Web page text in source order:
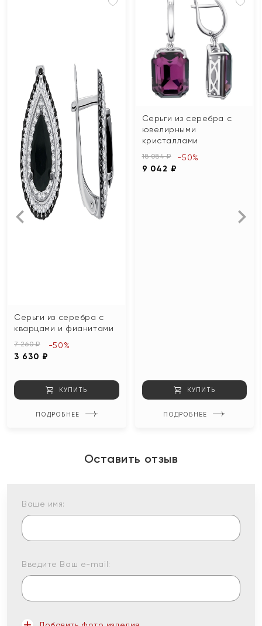
Серьги из серебра с
кварцами и фианитами
7 260 ₽
3 630 ₽
-50%
КУПИТЬ
ПОДРОБНЕЕ
Серьги из серебра с
ювелирными
кристаллами
18 084 ₽
9 042 ₽
-50%
КУПИТЬ
ПОДРОБНЕЕ
Оставить отзыв
Ваше имя:
Введите Ваш e-mail: